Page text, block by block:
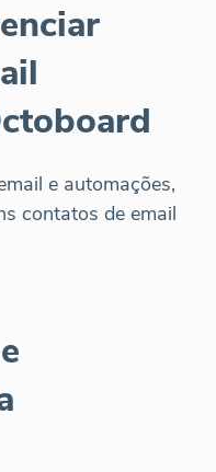
e automações,
contatos de email